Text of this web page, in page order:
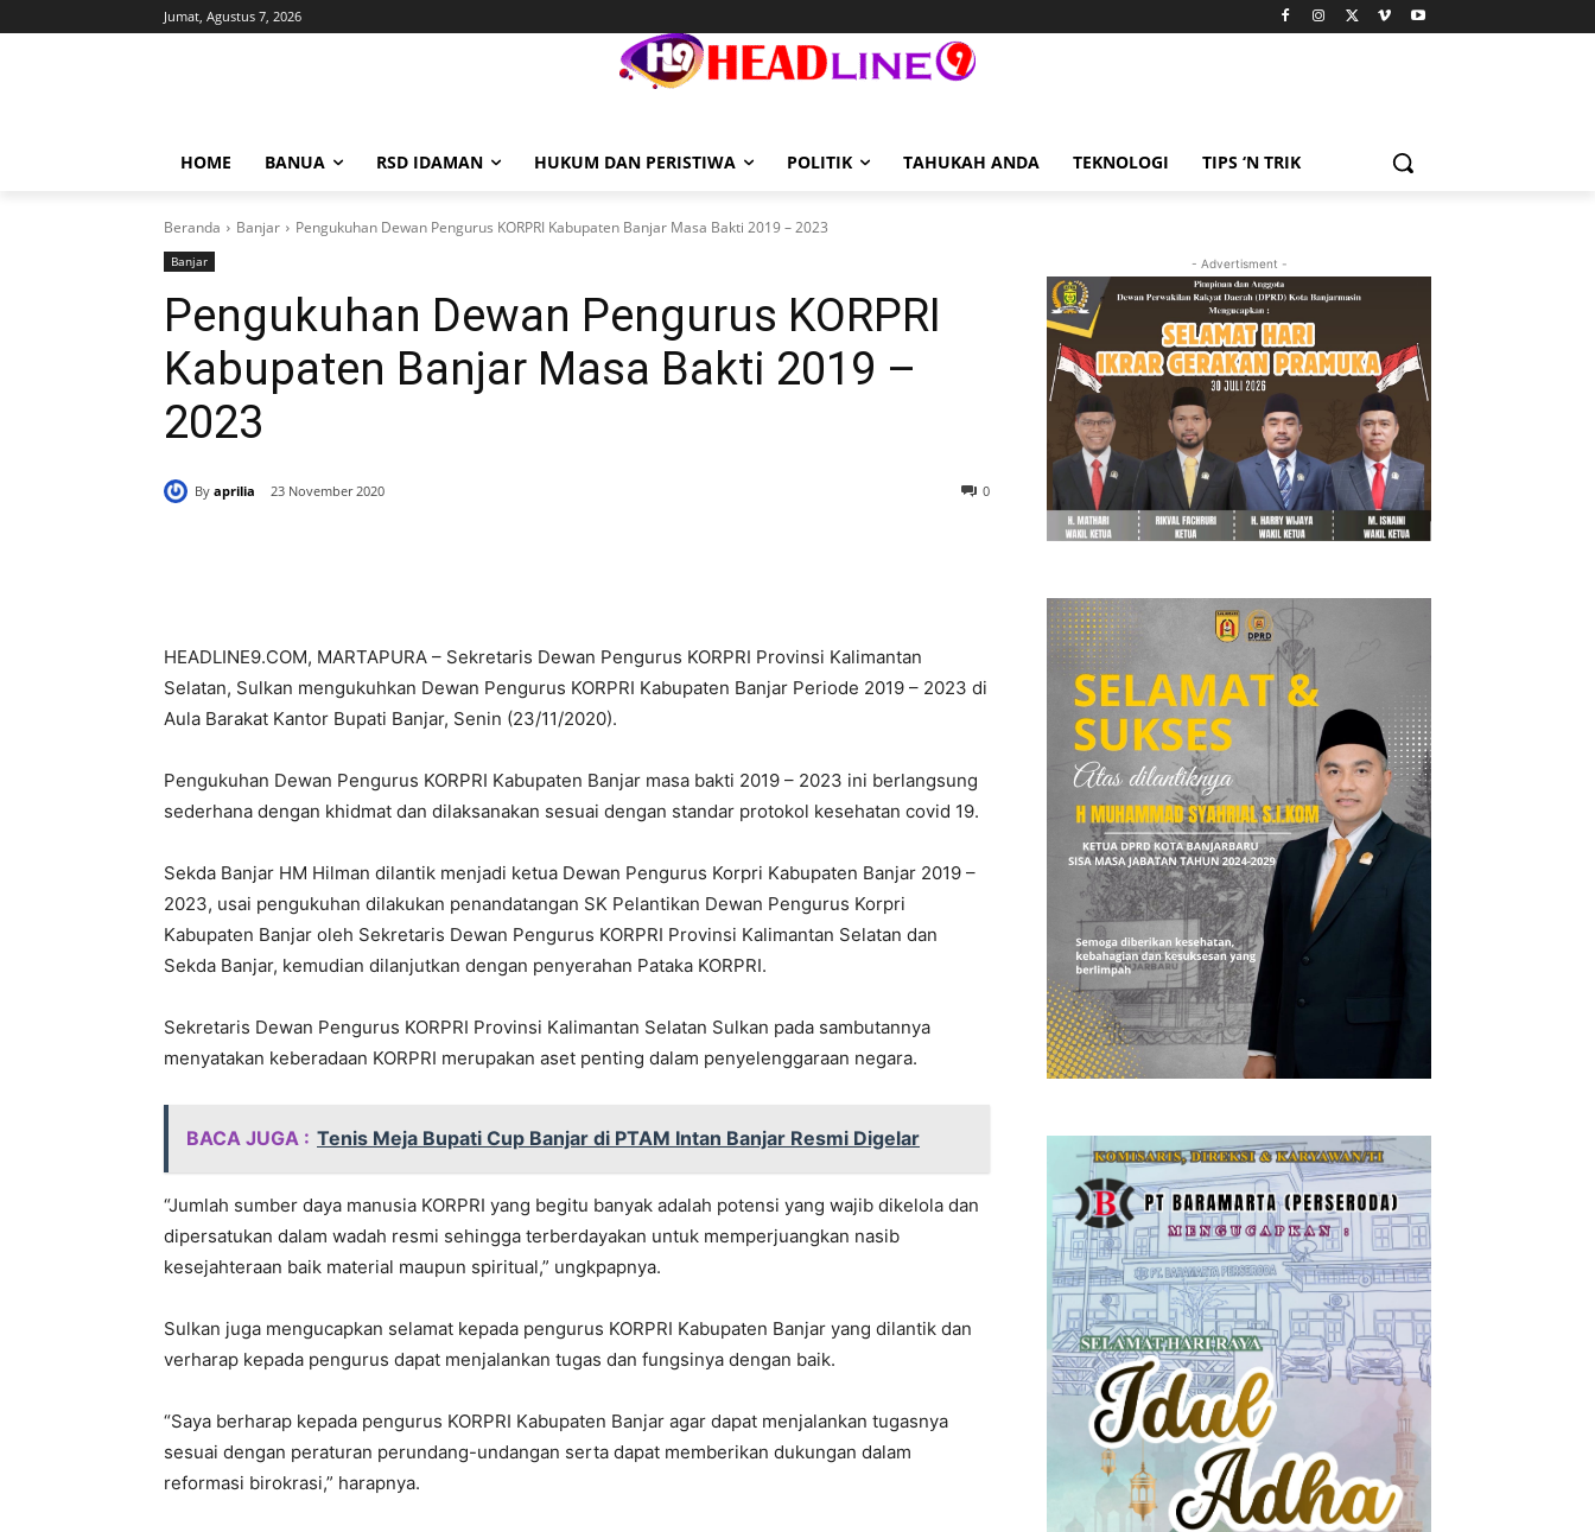
Jumat, Agustus 7, 2026
HOME BANUA RSD IDAMAN HUKUM DAN PERISTIWA POLITIK TAHUKAH ANDA TEKNOLOGI TIPS ‘N TRIK
Beranda Banjar Pengukuhan Dewan Pengurus KORPRI Kabupaten Banjar Masa Bakti 2019 – 2023
Banjar
Pengukuhan Dewan Pengurus KORPRI
Kabupaten Banjar Masa Bakti 2019 –
2023
By aprilia 23 November 2020 0
HEADLINE9.COM, MARTAPURA – Sekretaris Dewan Pengurus KORPRI Provinsi Kalimantan
Selatan, Sulkan mengukuhkan Dewan Pengurus KORPRI Kabupaten Banjar Periode 2019 – 2023 di
Aula Barakat Kantor Bupati Banjar, Senin (23/11/2020).
Pengukuhan Dewan Pengurus KORPRI Kabupaten Banjar masa bakti 2019 – 2023 ini berlangsung
sederhana dengan khidmat dan dilaksanakan sesuai dengan standar protokol kesehatan covid 19.
Sekda Banjar HM Hilman dilantik menjadi ketua Dewan Pengurus Korpri Kabupaten Banjar 2019 –
2023, usai pengukuhan dilakukan penandatangan SK Pelantikan Dewan Pengurus Korpri
Kabupaten Banjar oleh Sekretaris Dewan Pengurus KORPRI Provinsi Kalimantan Selatan dan
Sekda Banjar, kemudian dilanjutkan dengan penyerahan Pataka KORPRI.
Sekretaris Dewan Pengurus KORPRI Provinsi Kalimantan Selatan Sulkan pada sambutannya
menyatakan keberadaan KORPRI merupakan aset penting dalam penyelenggaraan negara.
BACA JUGA : Tenis Meja Bupati Cup Banjar di PTAM Intan Banjar Resmi Digelar
“Jumlah sumber daya manusia KORPRI yang begitu banyak adalah potensi yang wajib dikelola dan
dipersatukan dalam wadah resmi sehingga terberdayakan untuk memperjuangkan nasib
kesejahteraan baik material maupun spiritual,” ungkpapnya.
Sulkan juga mengucapkan selamat kepada pengurus KORPRI Kabupaten Banjar yang dilantik dan
verharap kepada pengurus dapat menjalankan tugas dan fungsinya dengan baik.
“Saya berharap kepada pengurus KORPRI Kabupaten Banjar agar dapat menjalankan tugasnya
sesuai dengan peraturan perundang-undangan serta dapat memberikan dukungan dalam
reformasi birokrasi,” harapnya.
- Advertisment -